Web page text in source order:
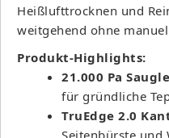
Heißlufttrocknen und
weitgehend ohne
Produkt-Highlights:
21.000 Pa
für gründliche
TruEdge 2.0
Seitenbürste und